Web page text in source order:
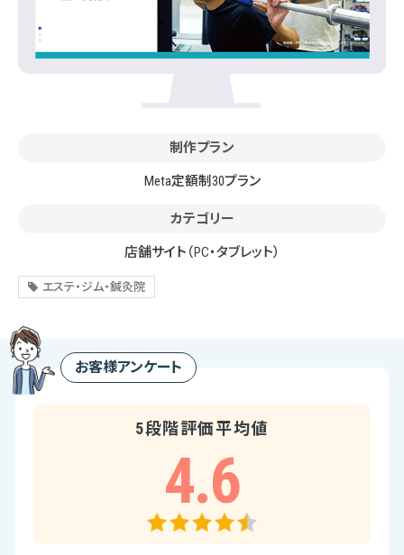
制作プラン
Meta定額制30プラン
カテゴリー
店舗サイト （PC・タブレット）
エステ・ジム・鍼灸院
お客様アンケート
5段階評価平均値
4.6